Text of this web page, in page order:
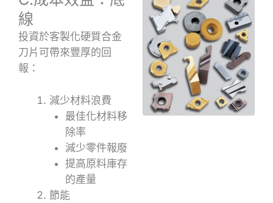
線
投資於客製化硬質合金
刀片可帶來豐厚的回
報：
減少材料浪費
最佳化材料移
除率
減少零件報廢
提高原料庫存
的產量
節能